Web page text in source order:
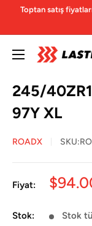
İçeriğeToptan satış
245/
97Y XL
ROADX SKU:
Fiyat:
Stok: Stok